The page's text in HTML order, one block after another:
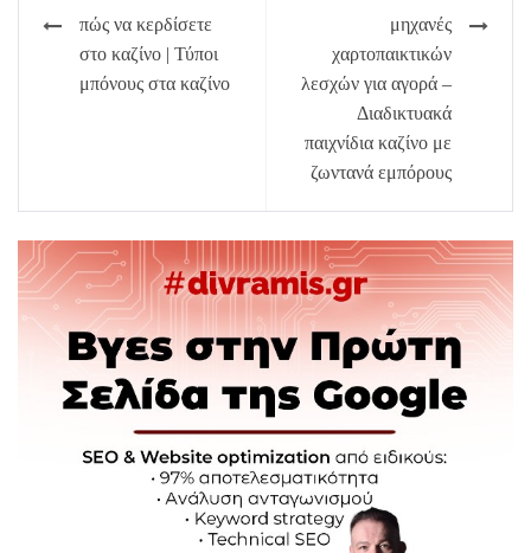
Πλοήγηση
άρθρων
πώς να κερδίσετε
στο καζίνο | Τύποι
μπόνους στα καζίνο
μηχανές
χαρτοπαικτικών
λεσχών για αγορά –
Διαδικτυακά
παιχνίδια καζίνο με
ζωντανά εμπόρους